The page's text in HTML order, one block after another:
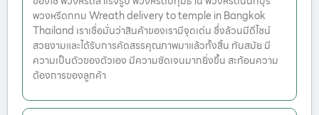
พวงหรีดกทม Wreath delivery to temple in Bangkok
Thailand เราเชื่อมั่นว่าสินค้าของเรามีจุดเด่น ซึ่งล้วนมีดีไซน์
สวยงามและได้รับการคัดสรรคุณภาพมาแล้วทั้งสิ้น ทันสมัย มี
ความเป็นตัวของตัวเอง มีความชัดเจนมากยิ่งขึ้น สะท้อนความ
ต้องการของลูกค้า